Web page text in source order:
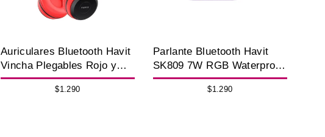
Auriculares Bluetooth Havit
Vincha Plegables Rojo y
Negro con FM
$1.290
Parlante Bluetooth Havit
SK809 7W RGB Waterproof
IPX6 Violeta
$1.290